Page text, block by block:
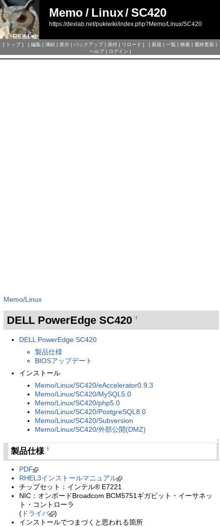
Memo / Linux/SC420
https://dexlab.net/pukiwiki/index.php?Memo/Linux/SC420
[ トップ] [ 編集 | 凍結 | 差分 | バックアップ| 添付 | リロード ] [ 新規 | 一覧 | 検索 | 最終更新 |
ヘルプ| ログイン ]
Memo/Linux
DELL PowerEdge SC420 †
DELL PowerEdge SC420
製品仕様
BIOSアップデート
インストール
Memo/Linux/SC420/eAccelerator0.9.3
Memo/Linux/SC420/MySQL5.0
Memo/Linux/SC420/php5.0
Memo/Linux/SC420/PostgreSQL8.0
Memo/Linux/SC420/Subversion
Memo/Linux/SC420/外部公開(DMZ)
↑
製品仕様†
PDF
RHEL3インストールマニュアル
チップセット：インテル® E7221
NIC：オンボードBroadcom BCM5751ギガビット・イーサネッ
ト・コントローラ
( ドライバ
)
インストールでつまづくと思われる箇所